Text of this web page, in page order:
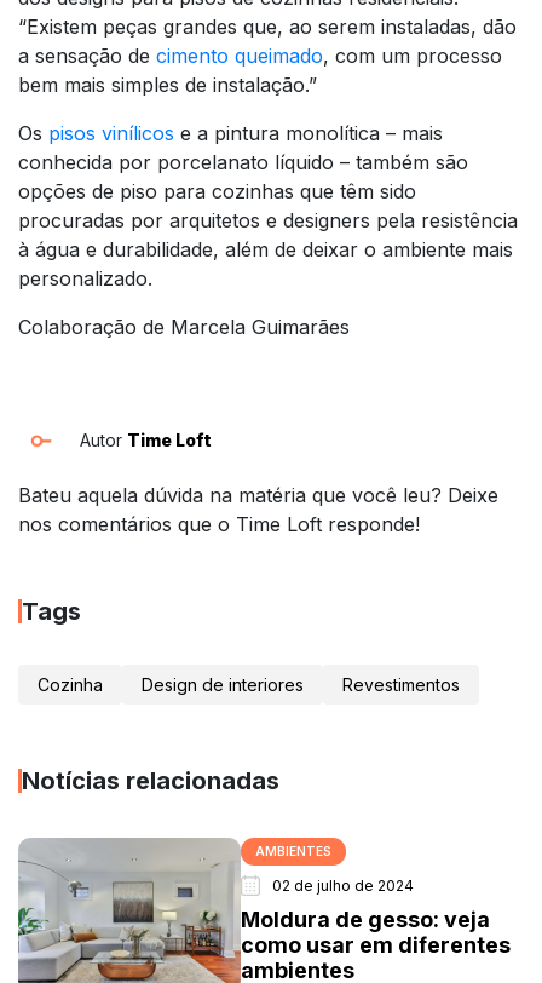
“Existem peças grandes que, ao serem instaladas, dão
a sensação de cimento queimado, com um processo
bem mais simples de instalação.”
Os pisos vinílicos e a pintura monolítica – mais
conhecida por porcelanato líquido – também são
opções de piso para cozinhas que têm sido
procuradas por arquitetos e designers pela resistência
à água e durabilidade, além de deixar o ambiente mais
personalizado.
Colaboração de Marcela Guimarães
Autor Time Loft
Bateu aquela dúvida na matéria que você leu? Deixe
nos comentários que o Time Loft responde!
Tags
Cozinha Design de interiores Revestimentos
Notícias relacionadas
AMBIENTES
02 de julho de 2024
Moldura de gesso: veja
como usar em diferentes
ambientes